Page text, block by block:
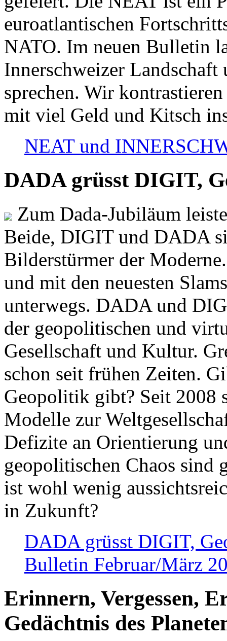
euroatlantischen
NATO. Im neuen Bulletin
Innerschweizer
sprechen. Wir
mit viel Geld und Kitsch
NEAT und
DADA grüsst DIGIT,
Zum Dada-Jubiläum
Beide, DIGIT und DADA
Bilderstürmer der
und mit den neuesten
unterwegs. DADA und
der geopolitischen und
Gesellschaft und Kultur.
schon seit frühen Zeiten.
Geopolitik gibt? Seit 2008
Modelle zur
Defizite an Orientierung
geopolitischen Chaos sind
ist wohl wenig
in Zukunft?
DADA grüsst DIGIT,
Bulletin Februar/März
Erinnern, Vergessen,
Gedächtnis des